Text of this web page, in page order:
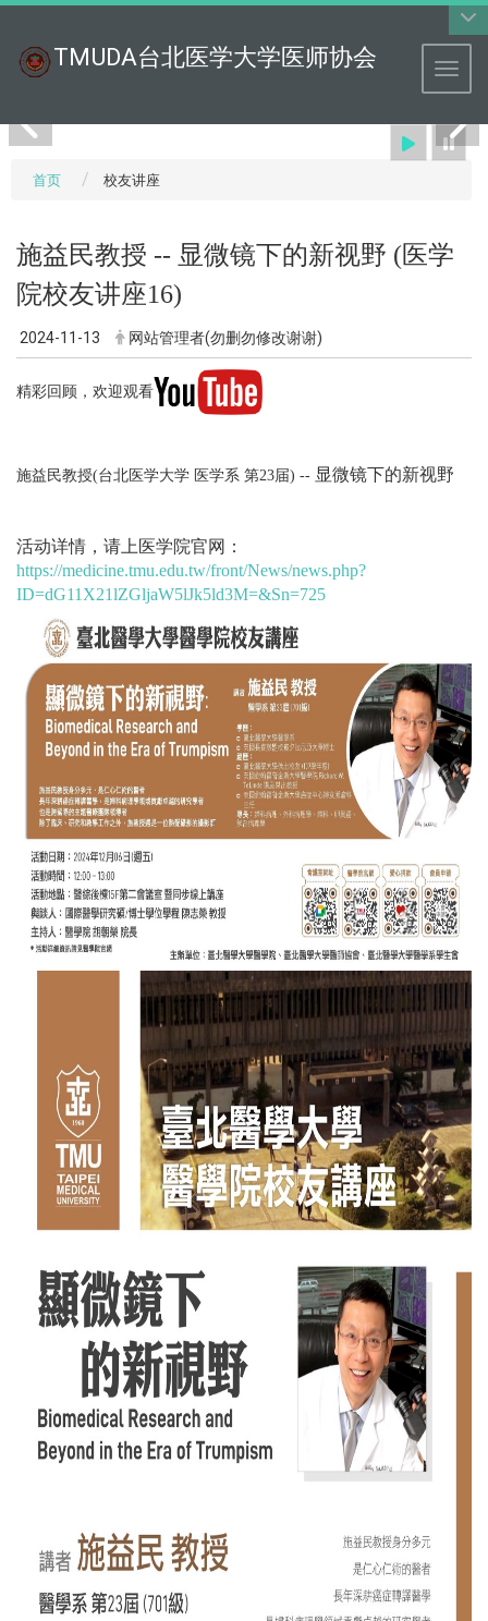
TMUDA台北医学大学医师协会
首页 校友讲座
施益民教授 -- 显微镜下的新视野 (医学
院校友讲座16)
2024-11-13 网站管理者(勿删勿修改谢谢)
精彩回顾，欢迎观看
施益民教授(台北医学大学 医学系 第23届) -- 显微镜下的新视野
活动详情，请上医学院官网：
https://medicine.tmu.edu.tw/front/News/news.php?
ID=dG11X21lZGljaW5lJk5ld3M=&Sn=725